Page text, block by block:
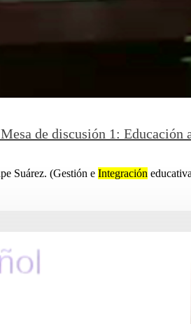
de discusión 1: Educación
Suárez. (Gestión e Integración